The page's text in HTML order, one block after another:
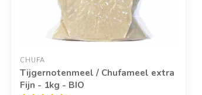
CHUFA
Tijgernotenmeel / Chufameel extra
Fijn - 1kg - BIO